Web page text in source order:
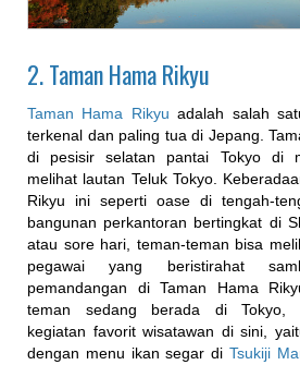
2. Taman Hama Rikyu
Taman Hama Rikyu adalah salah
terkenal dan paling tua di Jepang.
di pesisir selatan pantai Tokyo di
melihat lautan Teluk Tokyo.
Rikyu ini seperti oase di tengah-
bangunan perkantoran bertingkat di
atau sore hari, teman-teman bisa
pegawai yang beristirahat
pemandangan di Taman Hama
teman sedang berada di Tokyo,
kegiatan favorit wisatawan di sini,
dengan menu ikan segar di Tsukiji